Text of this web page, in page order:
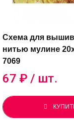
Схема для
нитью мулине
7069
67 ₽ / шт.